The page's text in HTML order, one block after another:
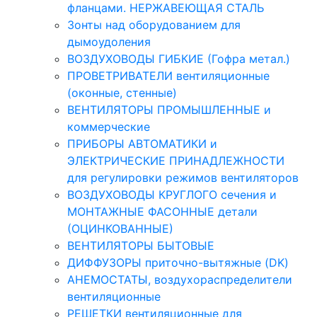
фланцами. НЕРЖАВЕЮЩАЯ СТАЛЬ
Зонты над оборудованием для
дымоудоления
ВОЗДУХОВОДЫ ГИБКИЕ (Гофра метал.)
ПРОВЕТРИВАТЕЛИ вентиляционные
(оконные, стенные)
ВЕНТИЛЯТОРЫ ПРОМЫШЛЕННЫЕ и
коммерческие
ПРИБОРЫ АВТОМАТИКИ и
ЭЛЕКТРИЧЕСКИЕ ПРИНАДЛЕЖНОСТИ
для регулировки режимов вентиляторов
ВОЗДУХОВОДЫ КРУГЛОГО сечения и
МОНТАЖНЫЕ ФАСОННЫЕ детали
(ОЦИНКОВАННЫЕ)
ВЕНТИЛЯТОРЫ БЫТОВЫЕ
ДИФФУЗОРЫ приточно-вытяжные (DK)
АНЕМОСТАТЫ, воздухораспределители
вентиляционные
РЕШЕТКИ вентиляционные для